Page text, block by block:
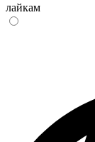
лайкам